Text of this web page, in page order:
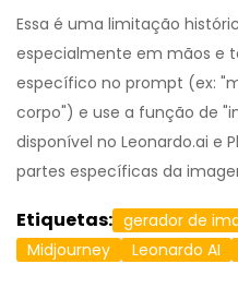
Essa é uma limitação
especialmente em mãos e
específico no prompt (ex:
corpo") e use a função de
disponível no Leonardo.ai e
partes específicas da
Etiquetas: gerador de
Midjourney
Leonardo AI